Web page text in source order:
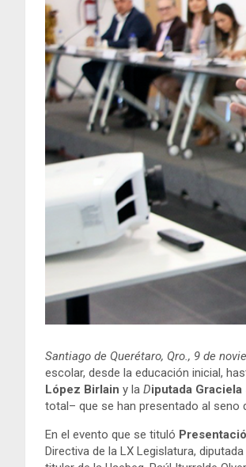
Santiago de Querétaro, Qro., 9 de
escolar, desde la educación inicial,
López Birlain y la Diputada
total– que se han presentado al seno
En el evento que se tituló
Directiva de la LX Legislatura,